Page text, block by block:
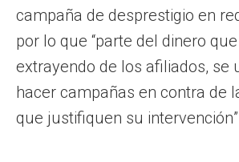
campaña de desprestigio en
por lo que “parte del dinero
extrayendo de los afiliados, se
hacer campañas en contra de
que justifiquen su